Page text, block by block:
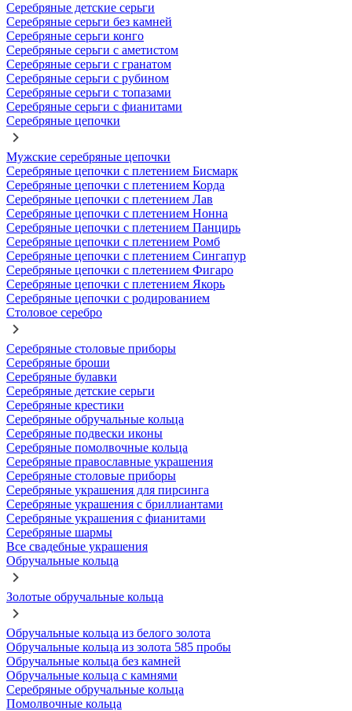
Серебряные детские серьги
Серебряные серьги без камней
Серебряные серьги конго
Серебряные серьги с аметистом
Серебряные серьги с гранатом
Серебряные серьги с рубином
Серебряные серьги с топазами
Серебряные серьги с фианитами
Серебряные цепочки
Мужские серебряные цепочки
Серебряные цепочки с плетением Бисмарк
Серебряные цепочки с плетением Корда
Серебряные цепочки с плетением Лав
Серебряные цепочки с плетением Нонна
Серебряные цепочки с плетением Панцирь
Серебряные цепочки с плетением Ромб
Серебряные цепочки с плетением Сингапур
Серебряные цепочки с плетением Фигаро
Серебряные цепочки с плетением Якорь
Серебряные цепочки с родированием
Столовое серебро
Серебряные столовые приборы
Серебряные броши
Серебряные булавки
Серебряные детские серьги
Серебряные крестики
Серебряные обручальные кольца
Серебряные подвески иконы
Серебряные помолвочные кольца
Серебряные православные украшения
Серебряные столовые приборы
Серебряные украшения для пирсинга
Серебряные украшения с бриллиантами
Серебряные украшения с фианитами
Серебряные шармы
Все свадебные украшения
Обручальные кольца
Золотые обручальные кольца
Обручальные кольца из белого золота
Обручальные кольца из золота 585 пробы
Обручальные кольца без камней
Обручальные кольца с камнями
Серебряные обручальные кольца
Помолвочные кольца